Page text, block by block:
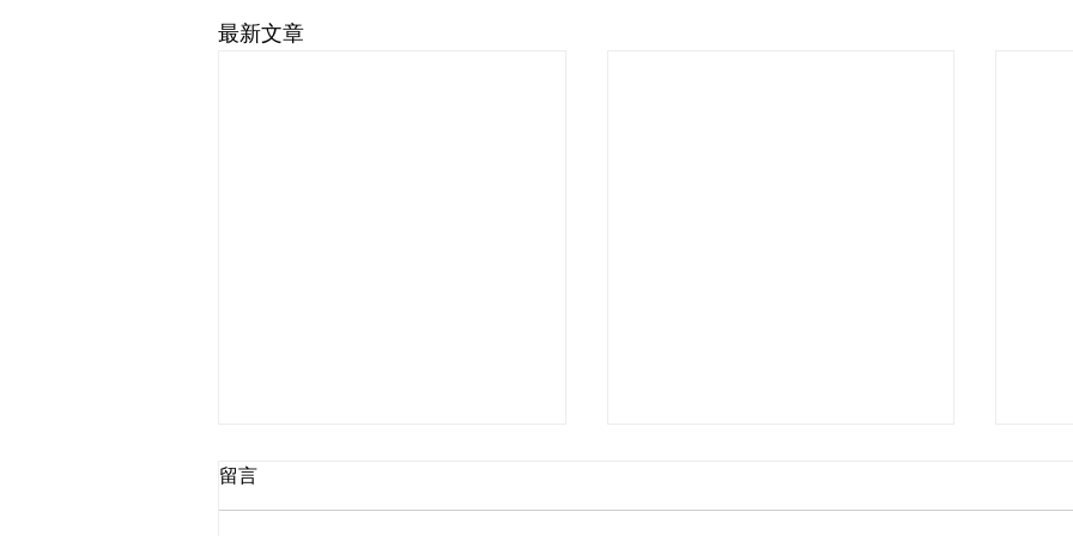
最新文章
留言